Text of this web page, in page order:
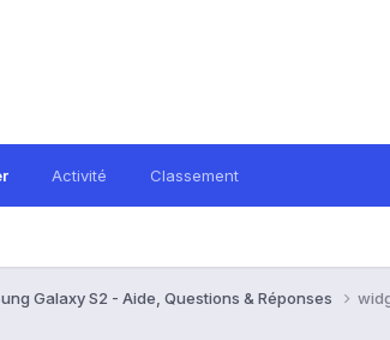
Activité Classement
Galaxy S2 - Aide, Questions & Réponses